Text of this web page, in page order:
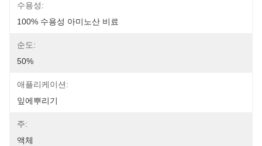
수용성:
100% 수용성 아미노산 비료
순도:
50%
애플리케이션:
잎에뿌리기
주:
액체